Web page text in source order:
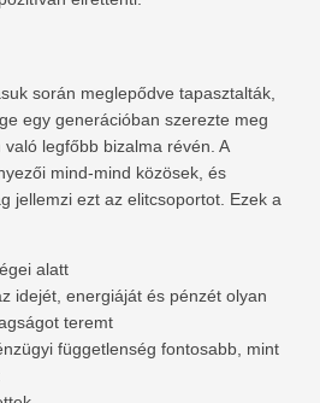
során meglepődve tapasztalták,
egy generációban szerezte meg
legfőbb bizalma révén. A
mind-mind közösek, és
jellemzi ezt az elitcsoportot. Ezek a
alatt
idejét, energiáját és pénzét olyan
teremt
függetlenség fontosabb, mint